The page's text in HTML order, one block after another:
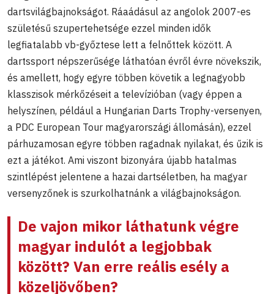
dartsvilágbajnokságot. Ráaádásul az angolok 2007-es
születésű szupertehetsége ezzel minden idők
legfiatalabb vb-győztese lett a felnőttek között. A
dartssport népszerűsége láthatóan évről évre növekszik,
és amellett, hogy egyre többen követik a legnagyobb
klasszisok mérkőzéseit a televízióban (vagy éppen a
helyszínen, például a Hungarian Darts Trophy-versenyen,
a PDC European Tour magyarországi állomásán), ezzel
párhuzamosan egyre többen ragadnak nyilakat, és űzik is
ezt a játékot. Ami viszont bizonyára újabb hatalmas
szintlépést jelentene a hazai dartséletben, ha magyar
versenyzőnek is szurkolhatnánk a világbajnokságon.
De vajon mikor láthatunk végre
magyar indulót a legjobbak
között? Van erre reális esély a
közeljövőben?